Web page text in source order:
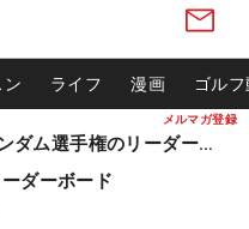
メルマガ登録
ン ライフ 漫画 ゴル
松山英樹ら出場 ウィンダム選手権のリーダーボード
ダーボード